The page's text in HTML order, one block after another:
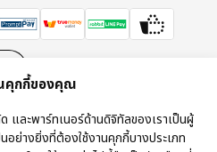
คุกกี้ของคุณ
และพาร์ทเนอร์ด้านดิจิทัลของเราเป็นผู้
อย่างยิ่งที่ต้องใช้งานคุกกี้บางประเภท